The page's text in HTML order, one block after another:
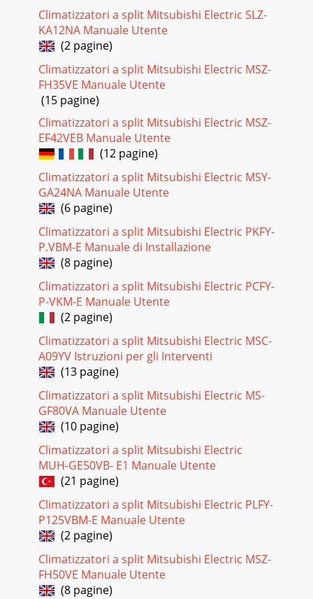
Climatizzatori a split Mitsubishi Electric SLZ-
KA12NA Manuale Utente
(2 pagine)
Climatizzatori a split Mitsubishi Electric MSZ-
FH35VE Manuale Utente
(15 pagine)
Climatizzatori a split Mitsubishi Electric MSZ-
EF42VEB Manuale Utente
(12 pagine)
Climatizzatori a split Mitsubishi Electric MSY-
GA24NA Manuale Utente
(6 pagine)
Climatizzatori a split Mitsubishi Electric PKFY-
P.VBM-E Manuale di Installazione
(8 pagine)
Climatizzatori a split Mitsubishi Electric PCFY-
P-VKM-E Manuale Utente
(2 pagine)
Climatizzatori a split Mitsubishi Electric MSC-
A09YV Istruzioni per gli Interventi
(13 pagine)
Climatizzatori a split Mitsubishi Electric MS-
GF80VA Manuale Utente
(10 pagine)
Climatizzatori a split Mitsubishi Electric
MUH-GE50VB- E1 Manuale Utente
(21 pagine)
Climatizzatori a split Mitsubishi Electric PLFY-
P125VBM-E Manuale Utente
(2 pagine)
Climatizzatori a split Mitsubishi Electric MSZ-
FH50VE Manuale Utente
(8 pagine)